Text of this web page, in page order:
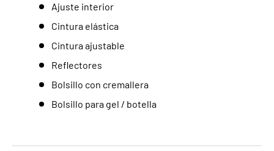
Ajuste interior
Cintura elástica
Cintura ajustable
Reflectores
Bolsillo con cremallera
Bolsillo para gel / botella